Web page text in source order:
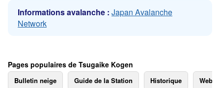
Informations avalanche : Japan Avalanche
Network
Pages populaires de Tsugaike Kogen
Bulletin neige Guide de la Station Historique